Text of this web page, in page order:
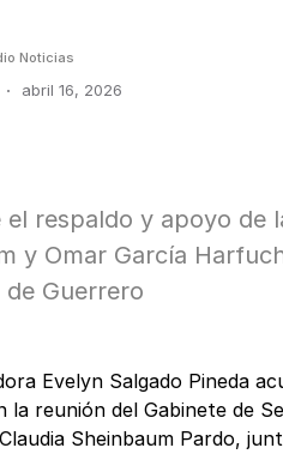
Noticias
abril 16, 2026
el respaldo y apoyo de
y Omar García
de Guerrero
Evelyn Salgado Pineda
la reunión del Gabinete de
Sheinbaum Pardo,